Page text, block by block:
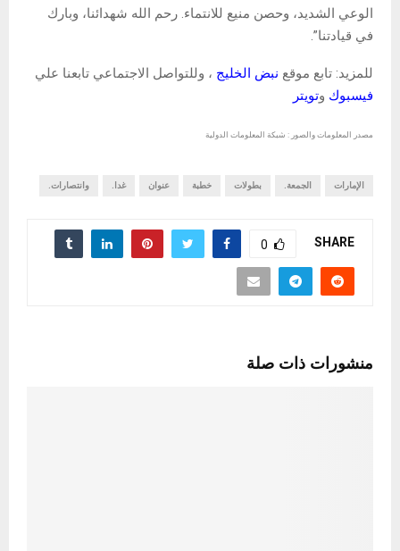
الوعي الشديد، وحصن منيع للانتماء. رحم الله شهدائنا، وبارك
في قيادتنا”.
للمزيد: تابع موقع نبض الخليج ، وللتواصل الاجتماعي تابعنا علي
فيسبوك وتويتر
مصدر المعلومات والصور : شبكة المعلومات الدولية
الإمارات الجمعة. بطولات خطبة عنوان غدا. وانتصارات.
SHARE
0
منشورات ذات صلة